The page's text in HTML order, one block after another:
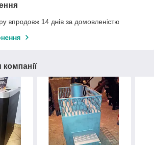
впродовж 14 днів за домовленістю
компанії